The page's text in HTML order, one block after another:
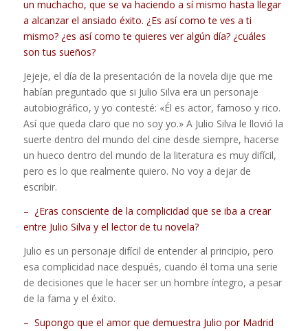
un muchacho, que se va haciendo a sí mismo hasta llegar
a alcanzar el ansiado éxito. ¿Es así como te ves a ti
mismo? ¿es así como te quieres ver algún día? ¿cuáles
son tus sueños?
Jejeje, el día de la presentación de la novela dije que me
habían preguntado que si Julio Silva era un personaje
autobiográfico, y yo contesté: «Él es actor, famoso y rico.
Así que queda claro que no soy yo.» A Julio Silva le llovió la
suerte dentro del mundo del cine desde siempre, hacerse
un hueco dentro del mundo de la literatura es muy difícil,
pero es lo que realmente quiero. No voy a dejar de
escribir.
– ¿Eras consciente de la complicidad que se iba a crear
entre Julio Silva y el lector de tu novela?
Julio es un personaje difícil de entender al principio, pero
esa complicidad nace después, cuando él toma una serie
de decisiones que le hacer ser un hombre íntegro, a pesar
de la fama y el éxito.
– Supongo que el amor que demuestra Julio por Madrid